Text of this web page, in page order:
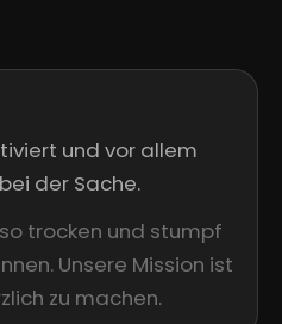
und vor allem
der Sache.
trocken und stumpf
Unsere Mission ist
zu machen.